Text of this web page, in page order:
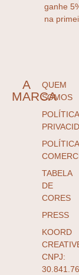
ganhe
na
A
MARCA
QUEM
SOMOS
POLÍTICA
TABELA
DE
CORES
PRESS
KOORD
CNPJ: